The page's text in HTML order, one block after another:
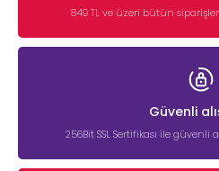
849 TL ve üzeri bütün
Güvenli
256Bit SSL Sertifikası ile güvenli